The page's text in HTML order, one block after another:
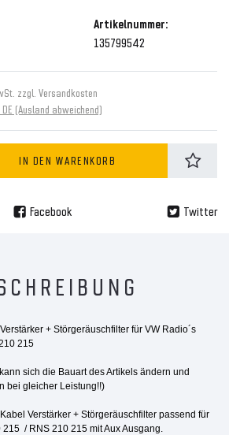
Artikelnummer:
135799542
zzgl. Versandkosten
(Ausland abweichend)
IN DEN WARENKORB
Facebook Twitter
+ Störgeräuschfilter für VW Radio´s
215
sich die Bauart des Artikels ändern und
bei gleicher Leistung!!)
Verstärker + Störgeräuschfilter passend für
215 / RNS 210 215 mit Aux Ausgang.